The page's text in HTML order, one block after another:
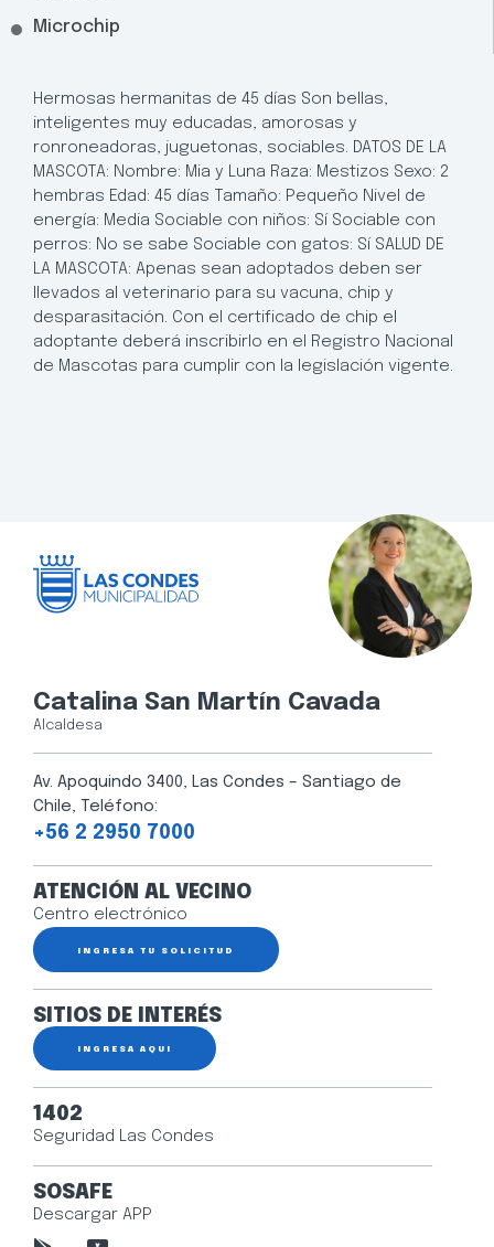
Microchip
Hermosas hermanitas de 45 días Son bellas,
inteligentes muy educadas, amorosas y
ronroneadoras, juguetonas, sociables. DATOS DE LA
MASCOTA: Nombre: Mia y Luna Raza: Mestizos Sexo: 2
hembras Edad: 45 días Tamaño: Pequeño Nivel de
energía: Media Sociable con niños: Sí Sociable con
perros: No se sabe Sociable con gatos: Sí SALUD DE
LA MASCOTA: Apenas sean adoptados deben ser
llevados al veterinario para su vacuna, chip y
desparasitación. Con el certificado de chip el
adoptante deberá inscribirlo en el Registro Nacional
de Mascotas para cumplir con la legislación vigente.
Catalina San Martín Cavada
Alcaldesa
Av. Apoquindo 3400, Las Condes – Santiago de
Chile, Teléfono:
+56 2 2950 7000
ATENCIÓN AL VECINO
Centro electrónico
INGRESA TU SOLICITUD
SITIOS DE INTERÉS
INGRESA AQUÍ
1402
Seguridad Las Condes
SOSAFE
Descargar APP